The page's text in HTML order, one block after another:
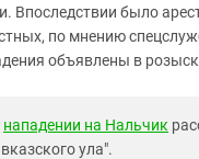
Впоследствии было
по мнению
объявлены в
нападении на Нальчик
ула".